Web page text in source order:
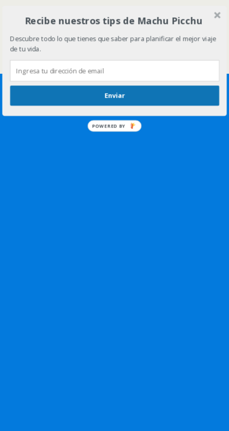
Volver arriba
Móvil Escritorio
Recibe nuestros tips de Machu Picchu
Descubre todo lo que tienes que saber para planificar el mejor viaje
de tu vida.
Enviar
POWERED BY